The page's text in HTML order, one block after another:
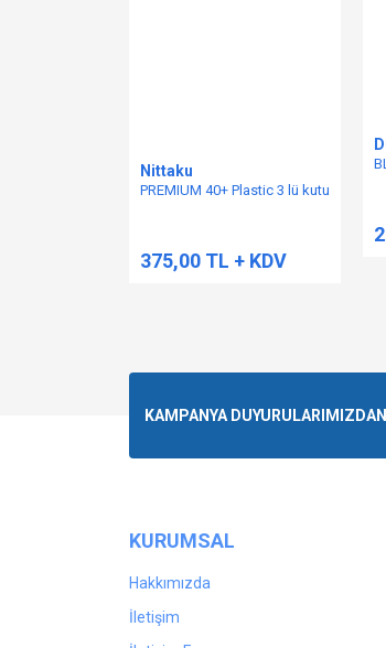
Nittaku
PREMIUM 40+ Plastic 3 lü kutu
375,00 TL + KDV
KAMPANYA
KURUMSAL
Hakkımızda
İletişim